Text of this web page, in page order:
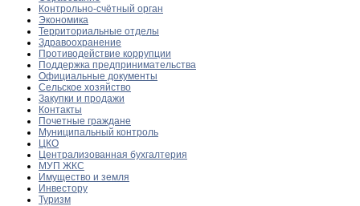
Контрольно-счётный орган
Экономика
Территориальные отделы
Здравоохранение
Противодействие коррупции
Поддержка предпринимательства
Официальные документы
Сельское хозяйство
Закупки и продажи
Контакты
Почетные граждане
Муниципальный контроль
ЦКО
Централизованная бухгалтерия
МУП ЖКС
Имущество и земля
Инвестору
Туризм